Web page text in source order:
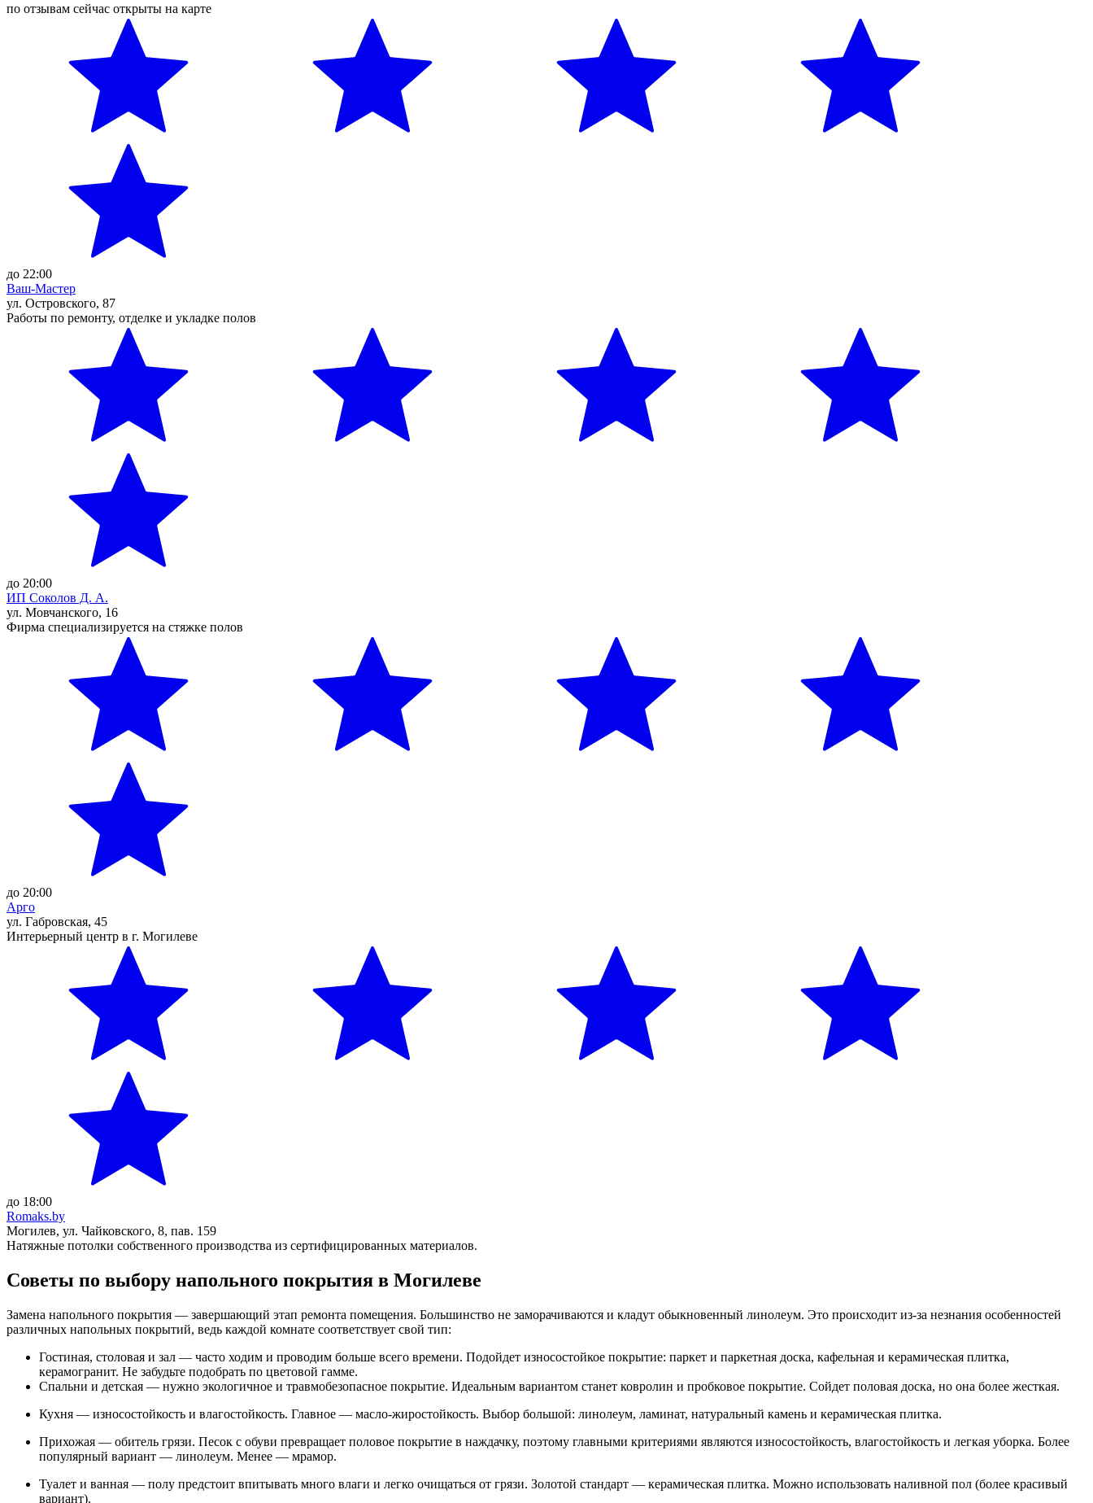
по отзывам сейчас открыты на карте
до 22:00
Ваш-Мастер
ул. Островского, 87
Работы по ремонту, отделке и укладке полов
до 20:00
ИП Соколов Д. А.
ул. Мовчанского, 16
Фирма специализируется на стяжке полов
до 20:00
Арго
ул. Габровская, 45
Интерьерный центр в г. Могилеве
до 18:00
Romaks.by
Могилев, ул. Чайковского, 8, пав. 159
Натяжные потолки собственного производства из сертифицированных материалов.
Советы по выбору напольного покрытия в Могилеве
Замена напольного покрытия — завершающий этап ремонта помещения. Большинство не заморачиваются и кладут обыкновенный линолеум. Это происходит из-за незнания особенностей
различных напольных покрытий, ведь каждой комнате соответствует свой тип:
Гостиная, столовая и зал — часто ходим и проводим больше всего времени. Подойдет износостойкое покрытие: паркет и паркетная доска, кафельная и керамическая плитка,
керамогранит. Не забудьте подобрать по цветовой гамме.
Спальни и детская — нужно экологичное и травмобезопасное покрытие. Идеальным вариантом станет ковролин и пробковое покрытие. Сойдет половая доска, но она более жесткая.
Кухня — износостойкость и влагостойкость. Главное — масло-жиростойкость. Выбор большой: линолеум, ламинат, натуральный камень и керамическая плитка.
Прихожая — обитель грязи. Песок с обуви превращает половое покрытие в наждачку, поэтому главными критериями являются износостойкость, влагостойкость и легкая уборка. Более
популярный вариант — линолеум. Менее — мрамор.
Туалет и ванная — полу предстоит впитывать много влаги и легко очищаться от грязи. Золотой стандарт — керамическая плитка. Можно использовать наливной пол (более красивый
вариант).